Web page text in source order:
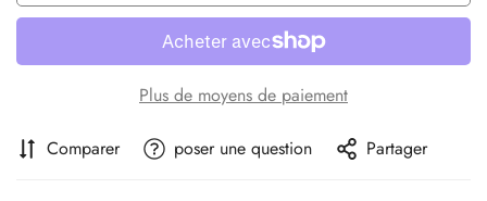
Plus de moyens de paiement
Comparer poser une question Partager